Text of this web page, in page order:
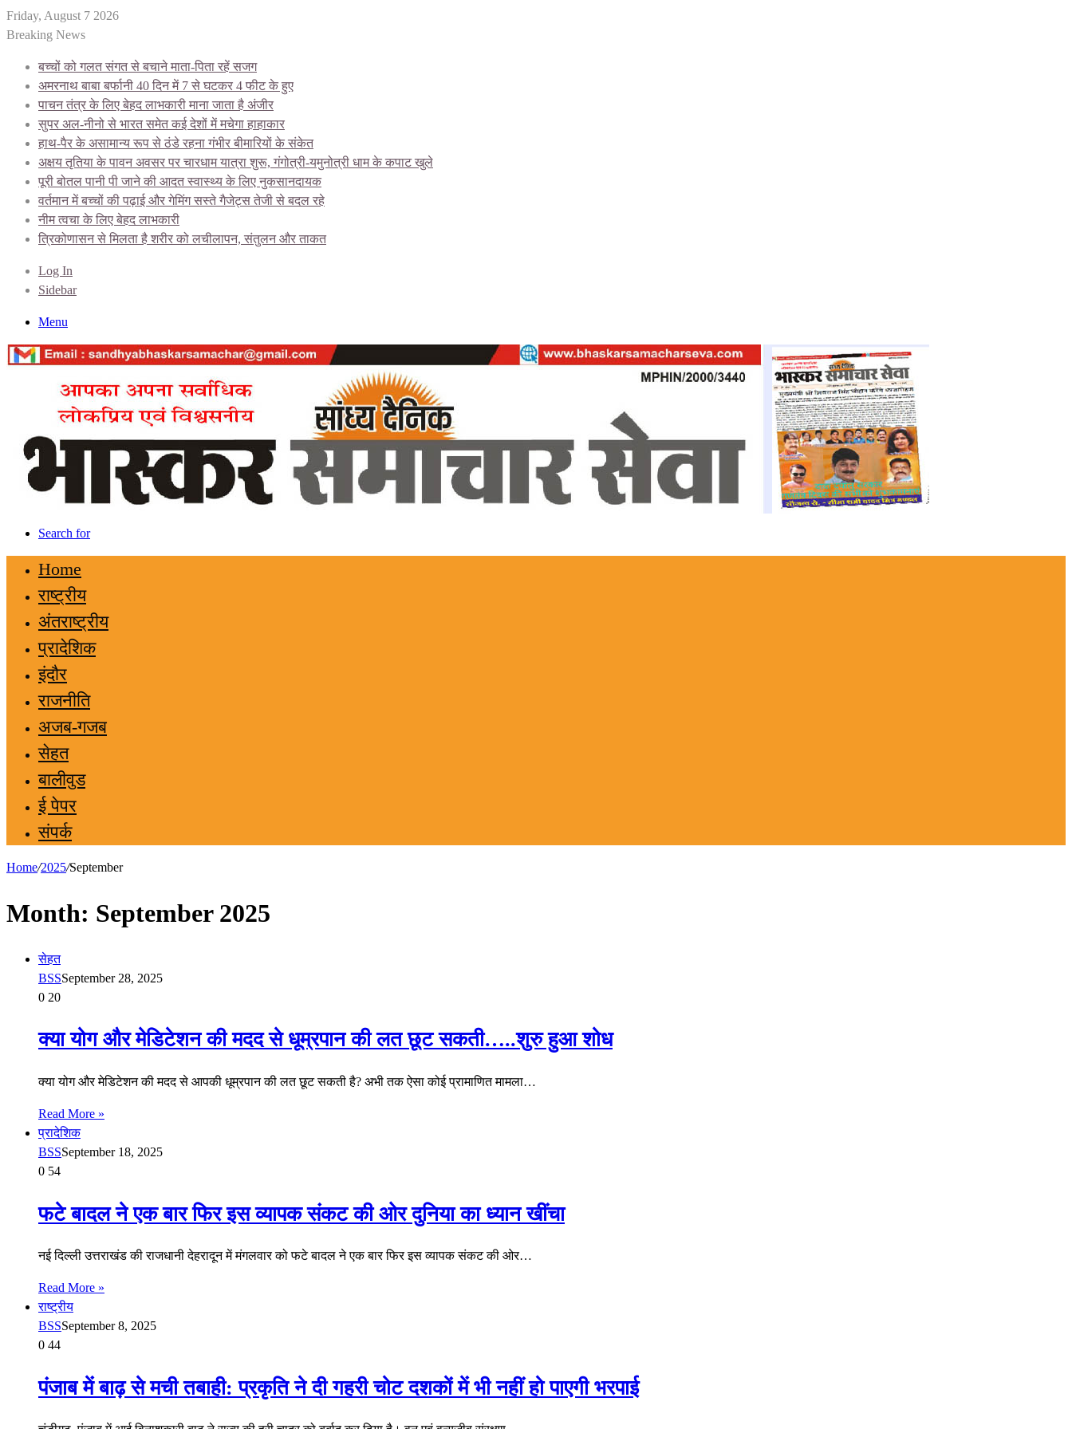
Friday, August 7 2026
Breaking News
बच्चों को गलत संगत से बचाने माता-पिता रहें सजग
अमरनाथ बाबा बर्फानी 40 दिन में 7 से घटकर 4 फीट के हुए
पाचन तंत्र के लिए बेहद लाभकारी माना जाता है अंजीर
सुपर अल-नीनो से भारत समेत कई देशों में मचेगा हाहाकार
हाथ-पैर के असामान्य रूप से ठंडे रहना गंभीर बीमारियों के संकेत
अक्षय तृतिया के पावन अवसर पर चारधाम यात्रा शुरू, गंगोत्री-यमुनोत्री धाम के कपाट खुले
पूरी बोतल पानी पी जाने की आदत स्वास्थ्य के लिए नुकसानदायक
वर्तमान में बच्चों की पढ़ाई और गेमिंग सस्ते गैजेट्स तेजी से बदल रहे
नीम त्वचा के लिए बेहद लाभकारी
त्रिकोणासन से मिलता है शरीर को लचीलापन, संतुलन और ताकत
Log In
Sidebar
Menu
Search for
Home
राष्ट्रीय
अंतराष्ट्रीय
प्रादेशिक
इंदौर
राजनीति
अजब-गजब
सेहत
बालीवुड
ई पेपर
संपर्क
Home/2025/September
Month: September 2025
सेहत
BSSSeptember 28, 2025
0 20
क्या योग और मेडिटेशन की मदद से धूम्रपान की लत छूट सकती…..शुरु हुआ शोध
क्या योग और मेडिटेशन की मदद से आपकी धूम्रपान की लत छूट सकती है? अभी तक ऐसा कोई प्रामाणित मामला…
Read More »
प्रादेशिक
BSSSeptember 18, 2025
0 54
फटे बादल ने एक बार फिर इस व्यापक संकट की ओर दुनिया का ध्यान खींचा
नई दिल्ली उत्तराखंड की राजधानी देहरादून में मंगलवार को फटे बादल ने एक बार फिर इस व्यापक संकट की ओर…
Read More »
राष्ट्रीय
BSSSeptember 8, 2025
0 44
पंजाब में बाढ़ से मची तबाही: प्रकृति ने दी गहरी चोट दशकों में भी नहीं हो पाएगी भरपाई